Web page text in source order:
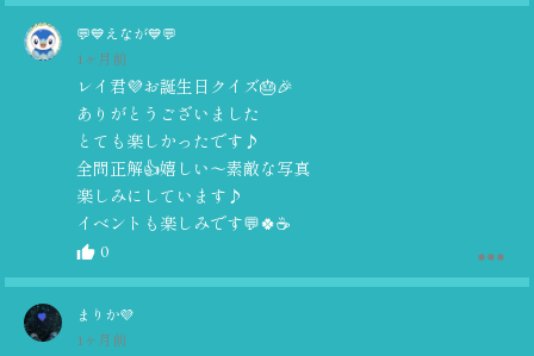
💬💙えなが💙💬
1ヶ月前
レイ君💜お誕生日クイズ🎂🎉
ありがとうございました
とても楽しかったです♪
全問正解👍嬉しい〜素敵な写真
楽しみにしています♪
イベントも楽しみです💬🍀☕️
0
まりか💜
1ヶ月前